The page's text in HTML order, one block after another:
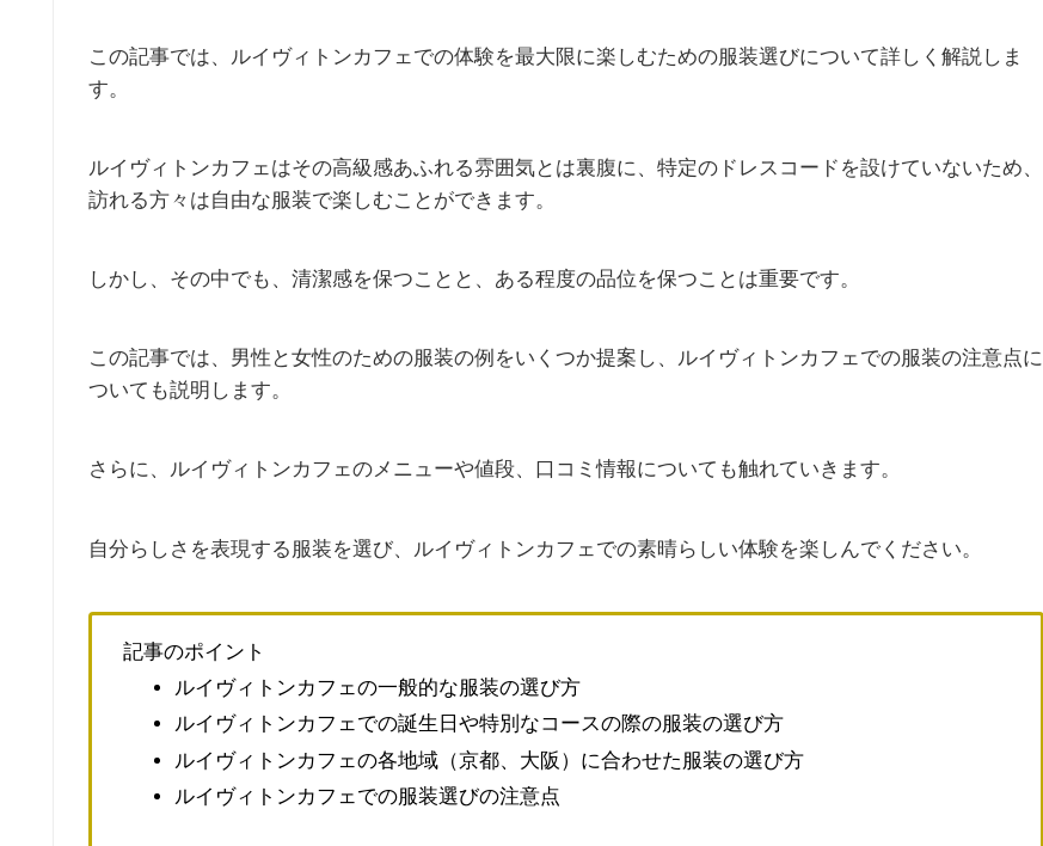
この記事では、ルイヴィトンカフェでの体験を最大限に楽しむための服装選びについて詳しく解説しま
す。
ルイヴィトンカフェはその高級感あふれる雰囲気とは裏腹に、特定のドレスコードを設けていないため、
訪れる方々は自由な服装で楽しむことができます。
しかし、その中でも、清潔感を保つことと、ある程度の品位を保つことは重要です。
この記事では、男性と女性のための服装の例をいくつか提案し、ルイヴィトンカフェでの服装の注意点に
ついても説明します。
さらに、ルイヴィトンカフェのメニューや値段、口コミ情報についても触れていきます。
自分らしさを表現する服装を選び、ルイヴィトンカフェでの素晴らしい体験を楽しんでください。
記事のポイント
ルイヴィトンカフェの一般的な服装の選び方
ルイヴィトンカフェでの誕生日や特別なコースの際の服装の選び方
ルイヴィトンカフェの各地域（京都、大阪）に合わせた服装の選び方
ルイヴィトンカフェでの服装選びの注意点